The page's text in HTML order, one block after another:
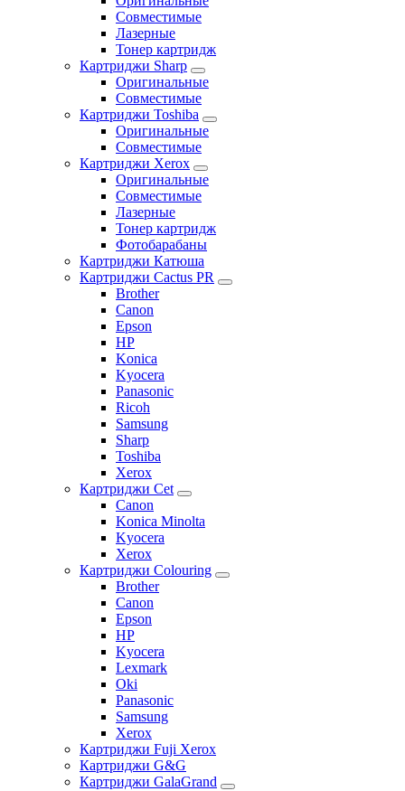
Совместимые
Лазерные
Тонер картридж
Картриджи Sharp
Оригинальные
Совместимые
Картриджи Toshiba
Оригинальные
Совместимые
Картриджи Xerox
Оригинальные
Совместимые
Лазерные
Тонер картридж
Фотобарабаны
Картриджи Катюша
Картриджи Cactus PR
Brother
Canon
Epson
HP
Konica
Kyocera
Panasonic
Ricoh
Samsung
Sharp
Toshiba
Xerox
Картриджи Cet
Canon
Konica Minolta
Kyocera
Xerox
Картриджи Colouring
Brother
Canon
Epson
HP
Kyocera
Lexmark
Oki
Panasonic
Samsung
Xerox
Картриджи Fuji Xerox
Картриджи G&G
Картриджи GalaGrand